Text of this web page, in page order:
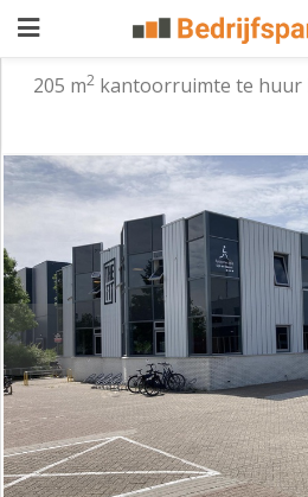
aanbieden
Pand
Waarom
adverteren
Premium
adverteren
Blog
Registreren
Login
205 m2 kantoorruimte te huur